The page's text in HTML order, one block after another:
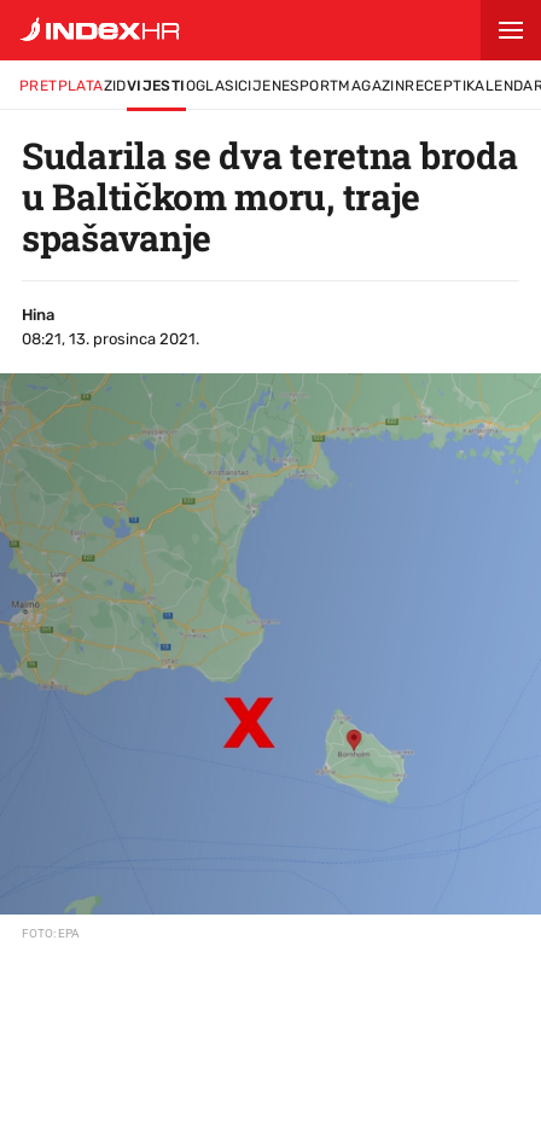
PRETPLATAZIDVIJESTIOGLASICIJENESPORTMAGAZINRECEPTI
Sudarila se dva teretna broda
u Baltičkom moru, traje
spašavanje
Hina
08:21, 13. prosinca 2021.
FOTO: EPA